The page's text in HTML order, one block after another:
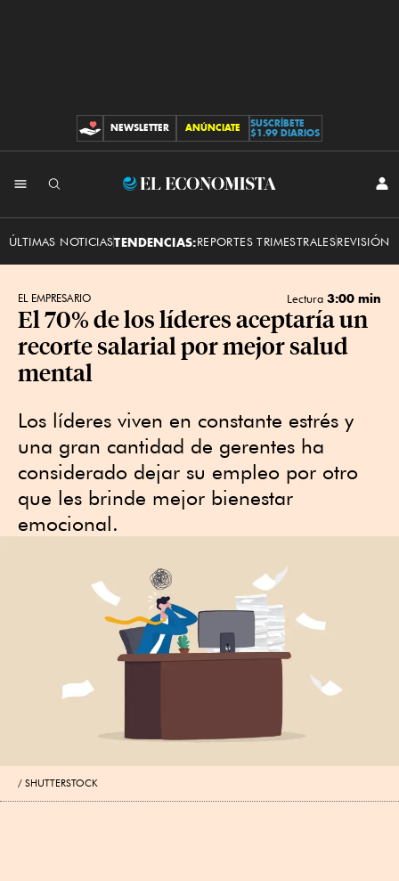
CONTRIBUCIONES
NEWSLETTER ANÚNCIATE
SUSCRÍBETE
$1.99 DIARIOS
El
ÚLTIMAS NOTICIASTENDENCIAS:REPORTES TRIMESTRALESREVISIÓN
EL EMPRESARIO Lectura 3:00 min
El 70% de los líderes aceptaría un
recorte salarial por mejor salud
mental
Los líderes viven en constante estrés y
una gran cantidad de gerentes ha
considerado dejar su empleo por otro
que les brinde mejor bienestar
emocional.
SHUTTERSTOCK